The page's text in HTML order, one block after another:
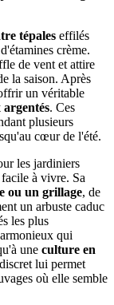
tépales effilés
crème.
de vent et attire
la saison. Après
un véritable
argentés. Ces
plusieurs
cœur de l'été.
les jardiniers
à vivre. Sa
ou un grillage, de
un arbuste caduc
les plus
qui
une culture en
lui permet
où elle semble